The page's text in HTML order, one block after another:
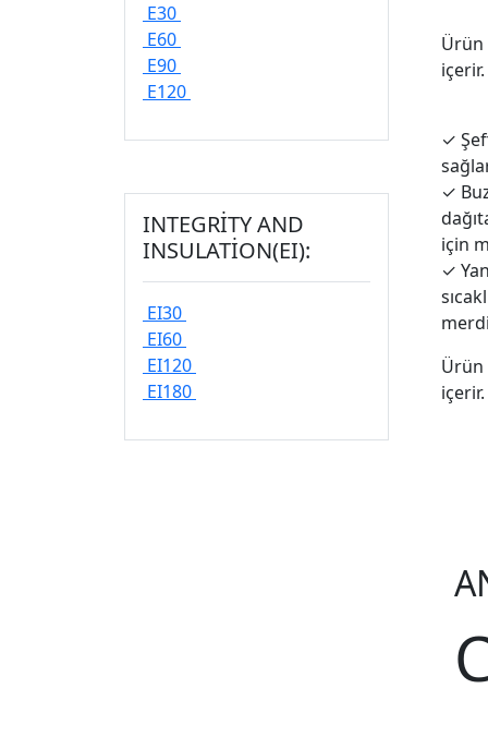
Ürün
✓
✓
için
✓
Ürün
E30
E60
E90
E120
INTEGRITY AND
INSULATION(EI):
EI30
EI60
EI120
EI180